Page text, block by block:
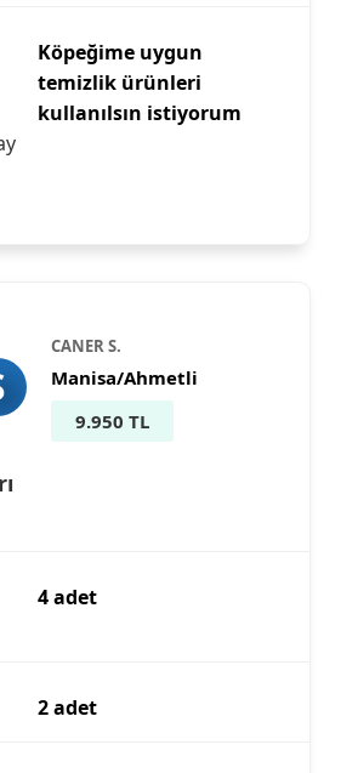
Köpeğime uygun
temizlik ürünleri
kullanılsın istiyorum
CANER S.
Manisa/Ahmetli
9.950 TL
4 adet
2 adet